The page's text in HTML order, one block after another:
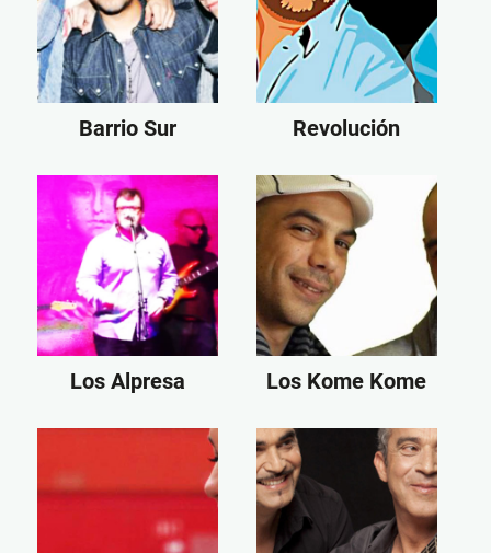
Barrio Sur Revolución
Los Alpresa Los Kome Kome